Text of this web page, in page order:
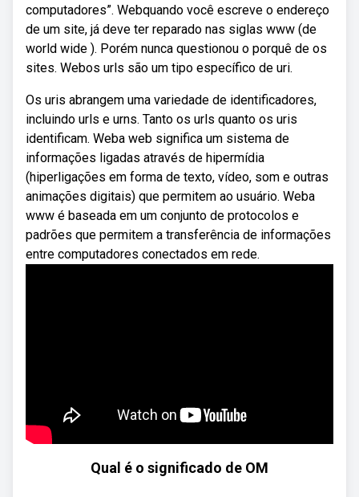
computadores”. Webquando você escreve o endereço
de um site, já deve ter reparado nas siglas www (de
world wide ). Porém nunca questionou o porquê de os
sites. Webos urls são um tipo específico de uri.
Os uris abrangem uma variedade de identificadores,
incluindo urls e urns. Tanto os urls quanto os uris
identificam. Weba web significa um sistema de
informações ligadas através de hipermídia
(hiperligações em forma de texto, vídeo, som e outras
animações digitais) que permitem ao usuário. Weba
www é baseada em um conjunto de protocolos e
padrões que permitem a transferência de informações
entre computadores conectados em rede.
Qual é o significado de OM